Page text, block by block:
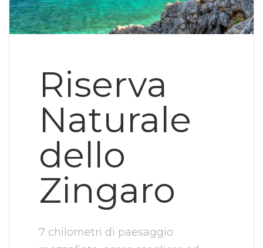
Riserva
Naturale
dello
Zingaro
7 chilometri di paesaggio